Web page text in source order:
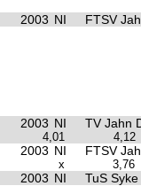
2003 NI FTSV
2003 NI TV Jahn
4,01 4,12
2003 NI FTSV
x 3,76
2003 NI TuS Syke